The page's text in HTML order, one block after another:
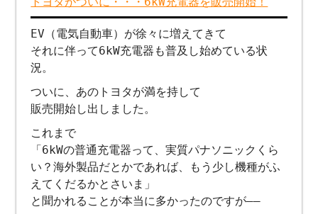
EV（電気自動車）が徐々に増えてきて
それに伴って6kW充電器も普及し始めている状
況。
ついに、あのトヨタが満を持して
販売開始し出しました。
これまで
「6kWの普通充電器って、実質パナソニックくら
い？海外製品だとかであれば、もう少し機種がふ
えてくだるかとさいま」
と聞かれることが本当に多かったのですが――